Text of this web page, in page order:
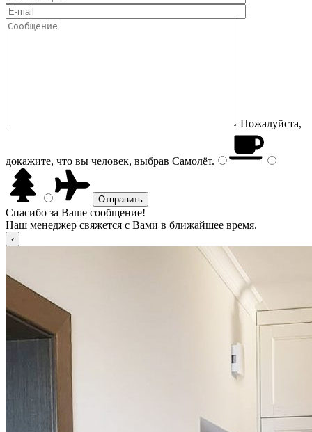
Пожалуйста,
докажите, что вы человек, выбрав Самолёт.
Спасибо за Ваше сообщение!
Наш менеджер свяжется с Вами в ближайшее время.